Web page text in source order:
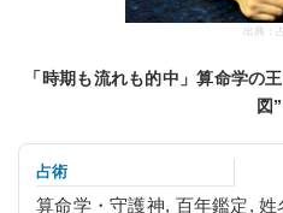
出典：
「時期も流れも的中」算命学の
図”
占術
算命学・守護神, 百年鑑定, 姓